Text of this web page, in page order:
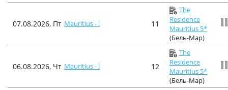
07.08.2026, Пт Mauritius - l 11
The
Residence
Mauritius 5*
(Бель-Мар)
06.08.2026, Чт Mauritius - l 12
The
Residence
Mauritius 5*
(Бель-Мар)